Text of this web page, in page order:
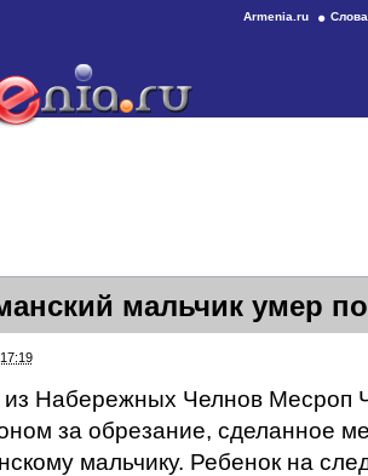
Armenia.ru
мальчик умер
из Набережных Челнов Месроп
за обрезание, сделанное
мальчику. Ребенок на